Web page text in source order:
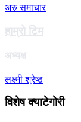
अरु समाचार
हाम्राे टिम
अध्यक्ष
लक्ष्मी श्रेष्ठ
विशेष क्याटेगाेरी